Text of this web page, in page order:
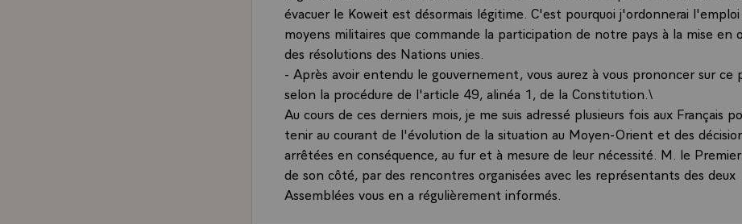
évacuer le Koweit est désormais légitime. C'est pourquoi j'ordonnerai l'emploi
moyens militaires que commande la participation de notre pays à la mise en
des résolutions des Nations unies.
- Après avoir entendu le gouvernement, vous aurez à vous prononcer sur ce
selon la procédure de l'article 49, alinéa 1, de la Constitution.\
Au cours de ces derniers mois, je me suis adressé plusieurs fois aux Français
tenir au courant de l'évolution de la situation au Moyen-Orient et des
arrêtées en conséquence, au fur et à mesure de leur nécessité. M. le
de son côté, par des rencontres organisées avec les représentants des deux
Assemblées vous en a régulièrement informés.